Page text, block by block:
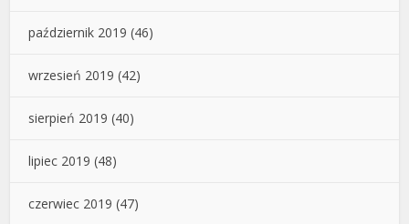
październik 2019 (46)
wrzesień 2019 (42)
sierpień 2019 (40)
lipiec 2019 (48)
czerwiec 2019 (47)